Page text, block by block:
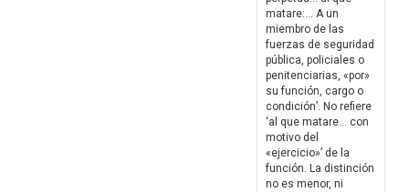
matare:… A un
miembro de las
fuerzas de seguridad
pública, policiales o
penitenciarias, «por»
su función, cargo o
condición’. No refiere
‘al que matare… con
motivo del
«ejercicio»’ de la
función. La distinción
no es menor, ni